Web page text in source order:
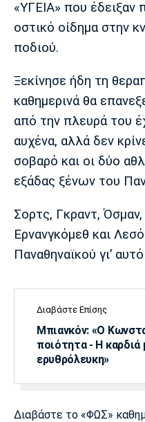
Πολιτισμός
Τραγούδια
Running
Media
Παρασκήνιο
Πρόγραμμα TV
Μπαρτσελόνα
Μάντσεστερ
Λίβερπουλ
«ΥΓΕΙΑ» που έδειξαν
οστικό οίδημα στην
ποδιού.
Ξεκίνησε ήδη τη
καθημερινά θα
από την πλευρά του
αυχένα, αλλά δεν
σοβαρό και οι δύο
εξάδας ξένων του
Σορτς, Γκραντ, Όσμαν,
Ερνανγκόμεθ και
Παναθηναϊκού γι’
Διαβάστε Επίσης
Μπιανκόν: «Ο
ποιότητα - Η καρδιά
ερυθρόλευκη»
Διαβάστε το «ΦΩΣ»